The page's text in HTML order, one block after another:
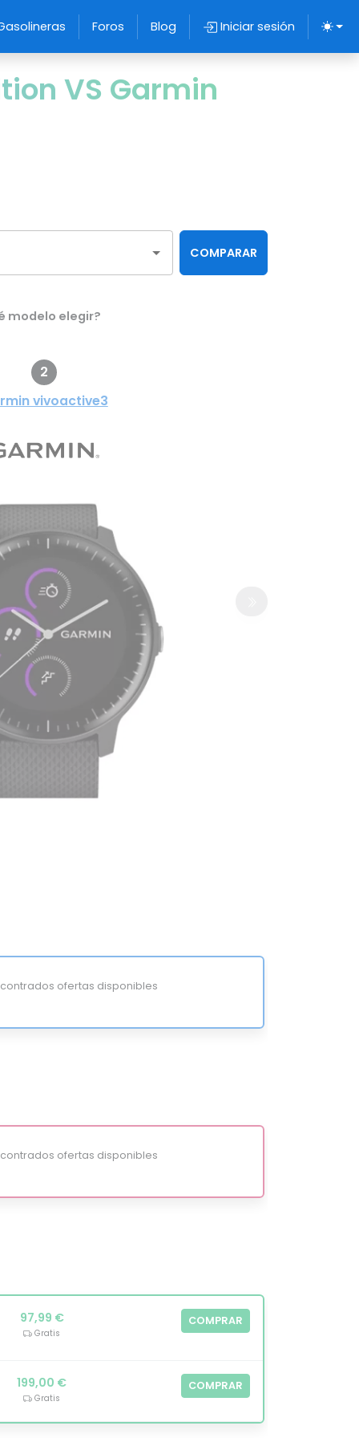
Foros Blog Iniciar sesión
VS Garmin
COMPARAR
modelo elegir?
2
vivoactive3
ofertas disponibles
ofertas disponibles
97,99 €
Gratis
COMPRAR
199,00 €
Gratis
COMPRAR